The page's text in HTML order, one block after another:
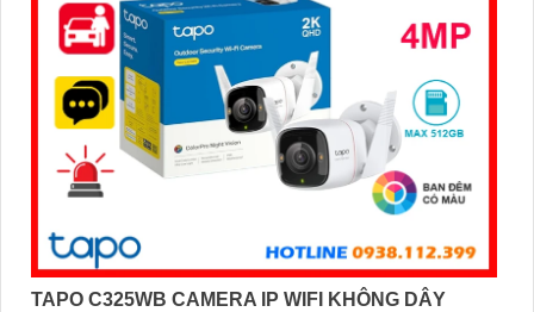
TAPO C325WB CAMERA IP WIFI KHÔNG DÂY